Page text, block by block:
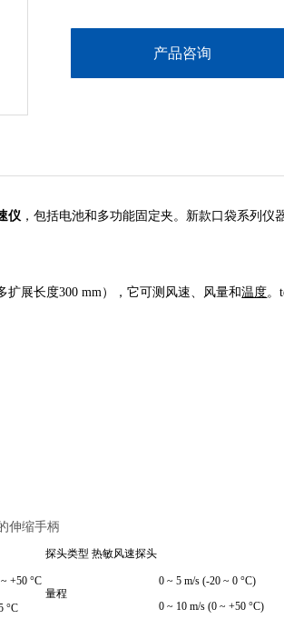
产品咨询
仪 ，包括电池和多功能固定夹。新款口袋系列仪
扩展长度300 mm），它可测风速、风量和温度。
伸缩手柄
+50 °C
°C
探头类型 热敏风速探头
量程
0 ~ 5 m/s (-20 ~ 0 °C)
0 ~ 10 m/s (0 ~ +50 °C)